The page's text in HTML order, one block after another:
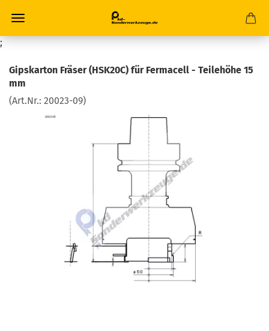
;
Gipskarton Fräser (HSK20C) für Fermacell - Teilehöhe 15
mm
(Art.Nr.: 20023-09)